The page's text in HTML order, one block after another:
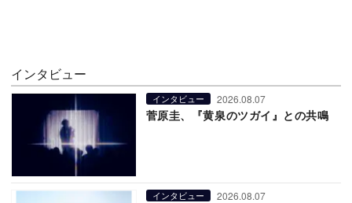
インタビュー
インタビュー 2026.08.07
菅原圭、『黄泉のツガイ』との共鳴
インタビュー 2026.08.07